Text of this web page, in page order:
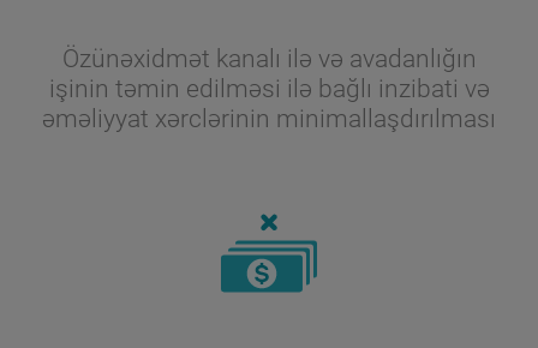
Özünəxidmət kanalı ilə və avadanlığın
işinin təmin edilməsi ilə bağlı inzibati və
əməliyyat xərclərinin minimallaşdırılması